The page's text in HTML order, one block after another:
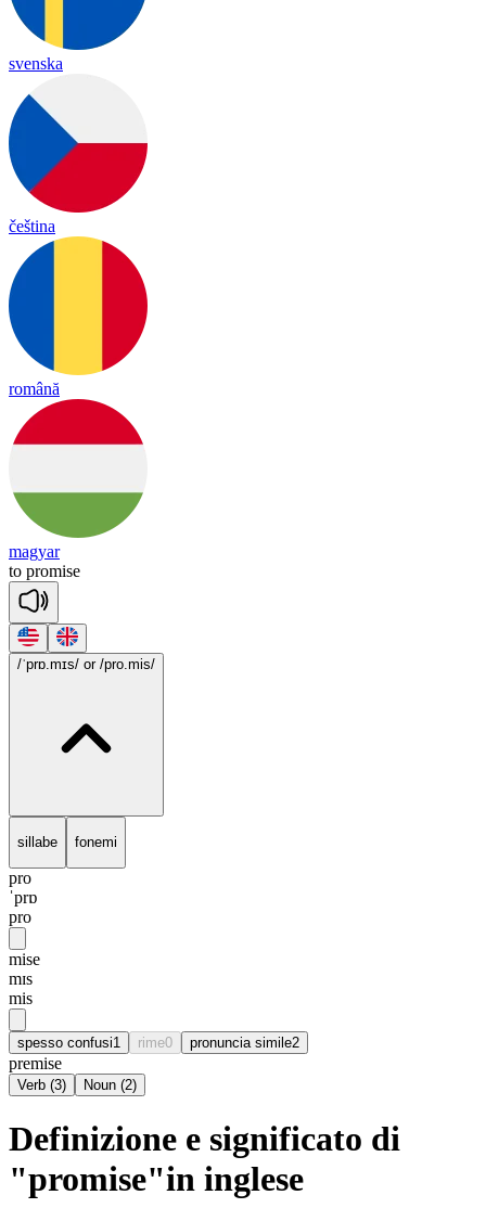
svenska
čeština
română
magyar
to promise
/ˈprɒ.mɪs/ or /pro.mis/
sillabe fonemi
pro
ˈprɒ
pro
mise
mɪs
mis
spesso confusi1 rime0 pronuncia simile2
premise
Verb (3) Noun (2)
Definizione e significato di
"promise"in inglese